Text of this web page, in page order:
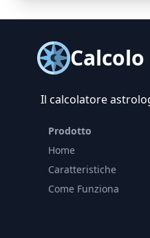
Il calcolatore
Prodotto
Home
Caratteristiche
Come Funziona